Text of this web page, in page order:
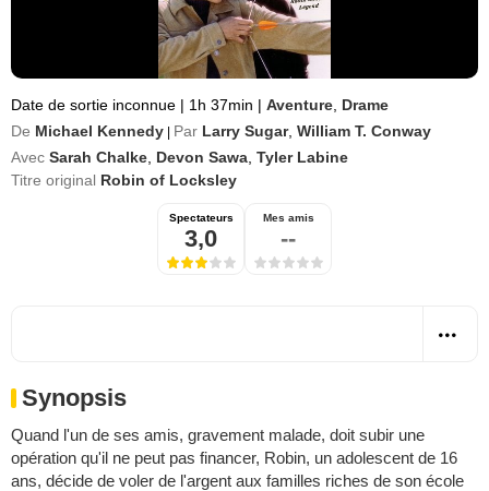
Date de sortie inconnue | 1h 37min | Aventure Drame
De Michael Kennedy Par Larry Sugar, William T. Conway
Avec Sarah Chalke Devon Sawa Tyler Labine
Titre original Robin of Locksley
Spectateurs
3,0
Mes amis
--
Synopsis
Quand l'un de ses amis, gravement malade, doit subir une
opération qu'il ne peut pas financer, Robin, un adolescent de 16
ans, décide de voler de l'argent aux familles riches de son école